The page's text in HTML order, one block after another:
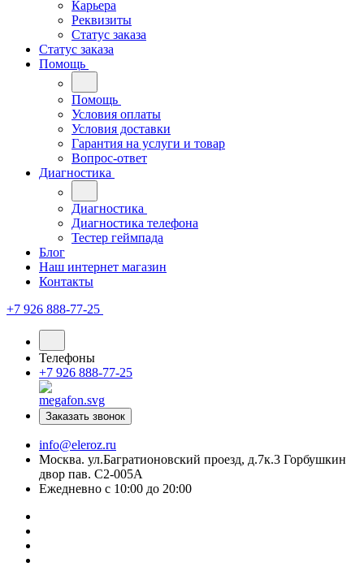
Карьера
Реквизиты
Статус заказа
Статус заказа
Помощь
Помощь
Условия оплаты
Условия доставки
Гарантия на услуги и товар
Вопрос-ответ
Диагностика
Диагностика
Диагностика телефона
Тестер геймпада
Блог
Наш интернет магазин
Контакты
+7 926 888-77-25
Телефоны
+7 926 888-77-25
Заказать звонок
info@eleroz.ru
Москва. ул.Багратионовский проезд, д.7к.3 Горбушкин
двор пав. C2-005A
Ежедневно с 10:00 до 20:00